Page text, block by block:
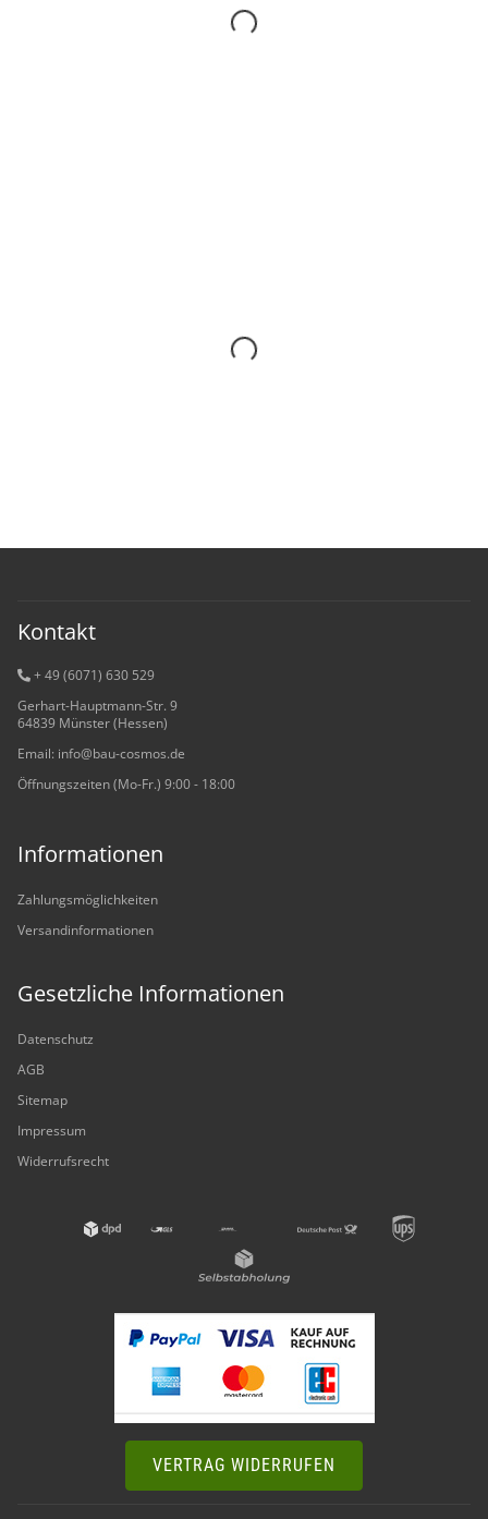
Kontakt
+ 49 (6071) 630 529
Gerhart-Hauptmann-Str. 9
64839 Münster (Hessen)
Email: info@bau-cosmos.de
Öffnungszeiten (Mo-Fr.) 9:00 - 18:00
Informationen
Zahlungsmöglichkeiten
Versandinformationen
Gesetzliche Informationen
Datenschutz
AGB
Sitemap
Impressum
Widerrufsrecht
VERTRAG WIDERRUFEN